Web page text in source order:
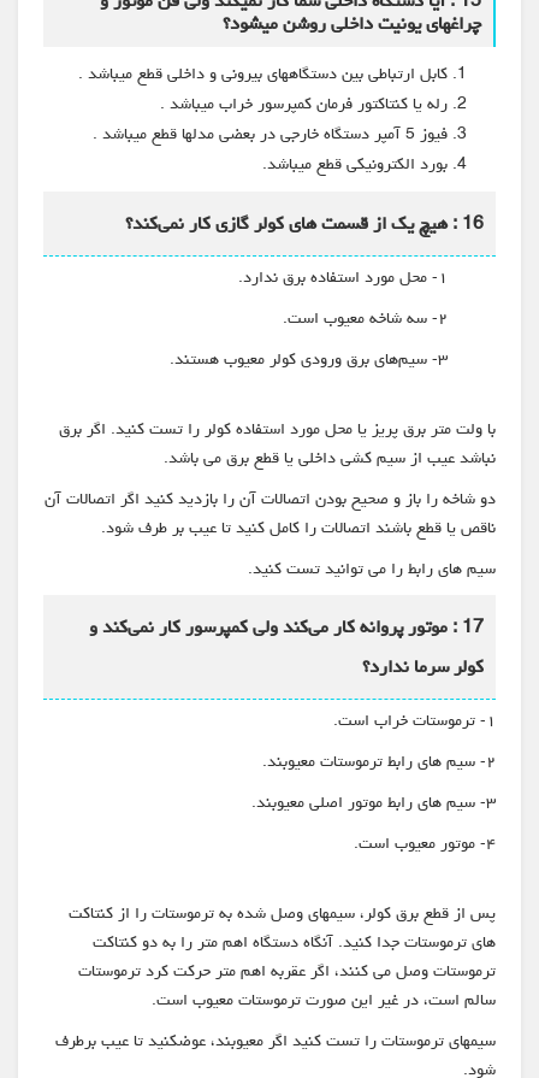
چراغهای یونیت داخلی روشن میشود؟
کابل ارتباطی بین دستگاههای بیرونی و داخلی قطع میباشد .
رله یا کنتاکتور فرمان کمپرسور خراب میباشد .
فیوز 5 آمپر دستگاه خارجی در بعضی مدلها قطع میباشد .
بورد الکترونیکی قطع میباشد.
16 : هیچ یک از قسمت های کولر گازی کار نمی‌کند؟
۱- محل مورد استفاده برق ندارد.
۲- سه شاخه معیوب است.
۳- سیم‌های برق ورودی کولر معیوب هستند.
با ولت متر برق پریز یا محل مورد استفاده کولر را تست کنید. اگر برق
نباشد عیب از سیم کشی داخلی یا قطع برق می باشد.
دو شاخه را باز و صحیح بودن اتصالات آن را بازدید کنید اگر اتصالات آن
ناقص یا قطع باشند اتصالات را کامل کنید تا عیب بر طرف شود.
سیم های رابط را می توانید تست کنید.
17 : موتور پروانه کار می‌کند ولی کمپرسور کار نمی‌کند و
کولر سرما ندارد؟
۱- ترموستات خراب است.
۲- سیم های رابط ترموستات معیوبند.
۳- سیم های رابط موتور اصلی معیوبند.
۴- موتور معیوب است.
پس از قطع برق کولر، سیمهای وصل شده به ترموستات را از کنتاکت
های ترموستات جدا کنید. آنگاه دستگاه اهم متر را به دو کنتاکت
ترموستات وصل می کنند، اگر عقربه اهم متر حرکت کرد ترموستات
سالم است، در غیر این صورت ترموستات معیوب است.
سیمهای ترموستات را تست کنید اگر معیوبند، عوضکنید تا عیب برطرف
شود.